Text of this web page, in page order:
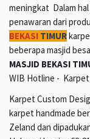
meningkat Dalam
penawaran dari
BEKASI TIMUR
beberapa masjid
MASJID BEKASI
WIB Hotline - Karpet
Karpet Custom
karpet handmade
Zeland dan